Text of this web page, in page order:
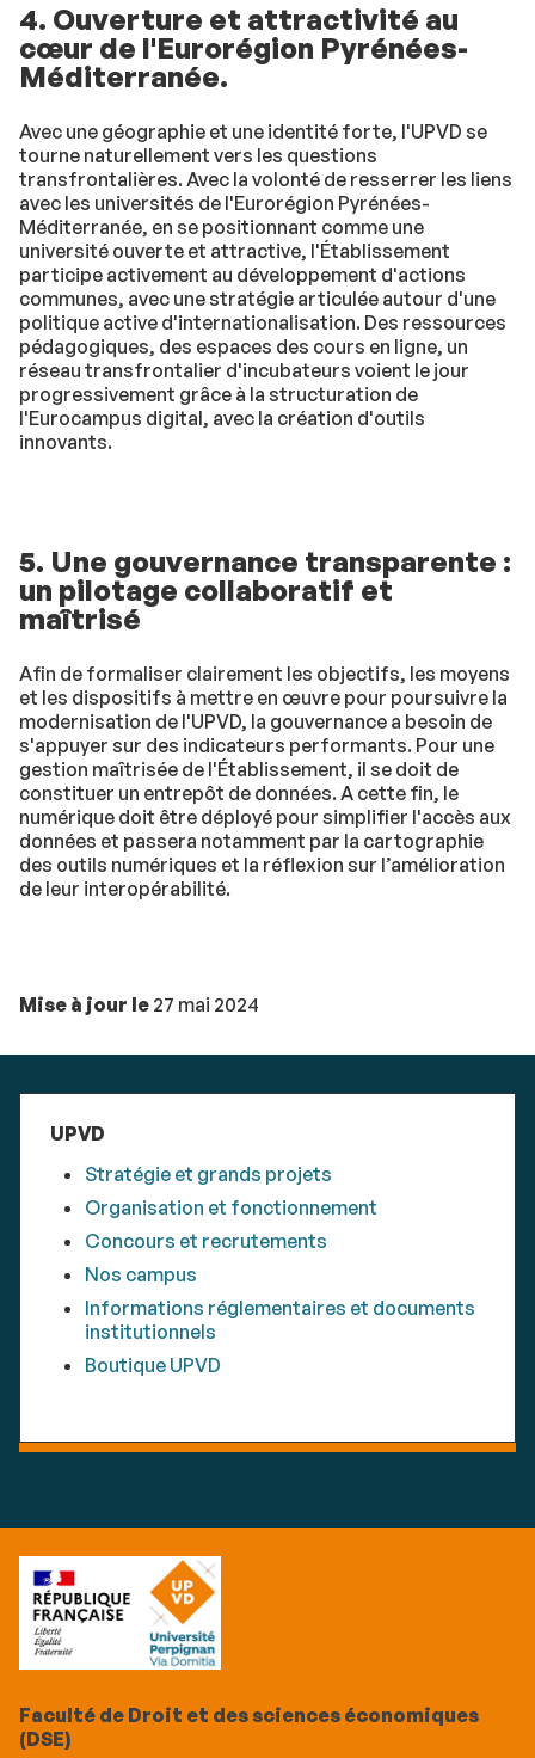
4. Ouverture et attractivité au
cœur de l'Eurorégion Pyrénées-
Méditerranée.
Avec une géographie et une identité forte, l'UPVD se
tourne naturellement vers les questions
transfrontalières. Avec la volonté de resserrer les liens
avec les universités de l'Eurorégion Pyrénées-
Méditerranée, en se positionnant comme une
université ouverte et attractive, l'Établissement
participe activement au développement d'actions
communes, avec une stratégie articulée autour d'une
politique active d'internationalisation. Des ressources
pédagogiques, des espaces des cours en ligne, un
réseau transfrontalier d'incubateurs voient le jour
progressivement grâce à la structuration de
l'Eurocampus digital, avec la création d'outils
innovants.
5. Une gouvernance transparente :
un pilotage collaboratif et
maîtrisé
Afin de formaliser clairement les objectifs, les moyens
et les dispositifs à mettre en œuvre pour poursuivre la
modernisation de l'UPVD, la gouvernance a besoin de
s'appuyer sur des indicateurs performants. Pour une
gestion maîtrisée de l'Établissement, il se doit de
constituer un entrepôt de données. A cette fin, le
numérique doit être déployé pour simplifier l'accès aux
données et passera notamment par la cartographie
des outils numériques et la réflexion sur l’amélioration
de leur interopérabilité.
Mise à jour le 27 mai 2024
UPVD
Stratégie et grands projets
Organisation et fonctionnement
Concours et recrutements
Nos campus
Informations réglementaires et documents
institutionnels
Boutique UPVD
Faculté de Droit et des sciences économiques
(DSE)